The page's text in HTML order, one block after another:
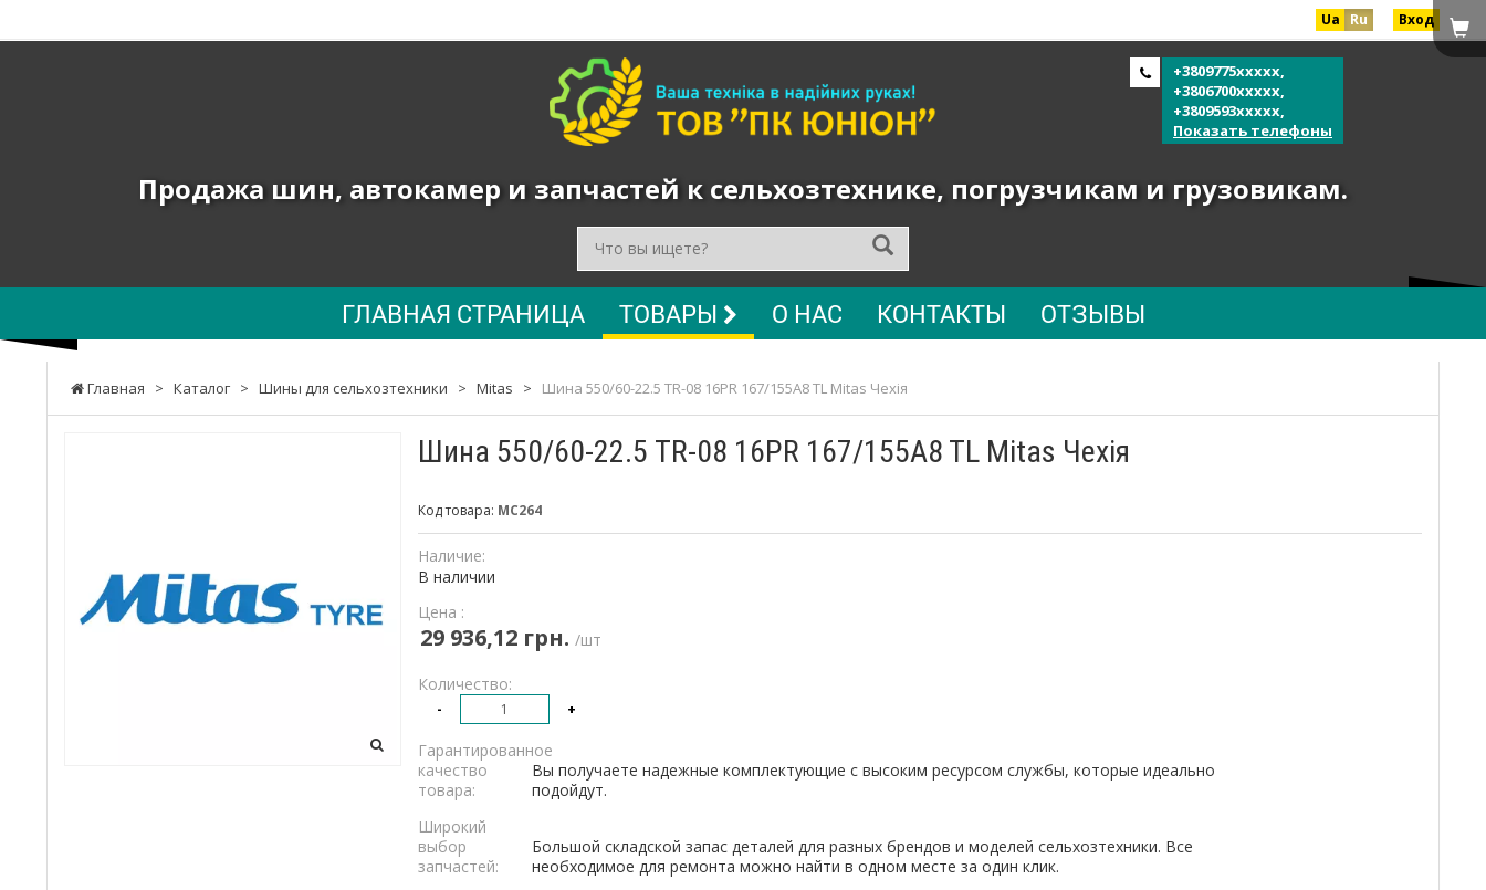
Ua Ru Вход
автокамер
и
запчастей
грузовикам.
+3809775xxxxx,
+3806700xxxxx,
+3809593xxxxx,
Показать телефоны
Продажа шин, автокамер и запчастей к сельхозтехнике, погрузчикам и грузовикам.
ГЛАВНАЯ СТРАНИЦА ТОВАРЫ О НАС КОНТАКТЫ ОТЗЫВЫ
Главная > Каталог > Шины для сельхозтехники > Mitas > Шина 550/60-22.5 TR-08 16PR 167/155A8 TL Mitas Чехія
Шина 550/60-22.5 TR-08 16PR 167/155A8 TL Mitas Чехія
Код товара: MC264
Наличие:
В наличии
Цена :
29 936,12 грн. /шт
Количество:
- +
Гарантированное
качество
товара:
Вы получаете надежные комплектующие с высоким ресурсом службы, которые идеально
подойдут.
Широкий
выбор
запчастей:
Большой складской запас деталей для разных брендов и моделей сельхозтехники. Все
необходимое для ремонта можно найти в одном месте за один клик.